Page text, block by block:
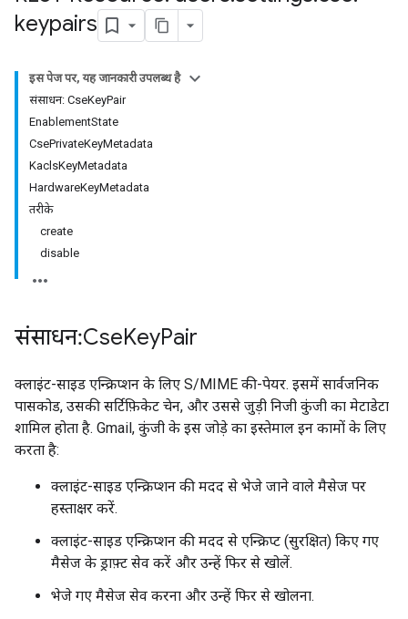
keypairs
इस पेज पर, यह जानकारी उपलब्ध है
संसाधन: CseKeyPair
EnablementState
CsePrivateKeyMetadata
KaclsKeyMetadata
HardwareKeyMetadata
तरीके
create
disable
संसाधन: CseKeyPair
क्लाइंट-साइड एन्क्रिप्शन के लिए S/MIME की-पेयर. इसमें सार्वजनिक
पासकोड, उसकी सर्टिफ़िकेट चेन, और उससे जुड़ी निजी कुंजी का मेटाडेटा
शामिल होता है. Gmail, कुंजी के इस जोड़े का इस्तेमाल इन कामों के लिए
करता है:
क्लाइंट-साइड एन्क्रिप्शन की मदद से भेजे जाने वाले मैसेज पर
हस्ताक्षर करें.
क्लाइंट-साइड एन्क्रिप्शन की मदद से एन्क्रिप्ट (सुरक्षित) किए गए
मैसेज के ड्राफ़्ट सेव करें और उन्हें फिर से खोलें.
भेजे गए मैसेज सेव करना और उन्हें फिर से खोलना.